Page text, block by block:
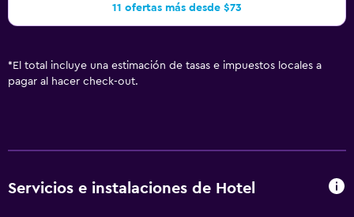
11 ofertas más desde $73
* El total incluye una estimación de tasas e impuestos locales a
pagar al hacer check-out.
Servicios e instalaciones de Hotel